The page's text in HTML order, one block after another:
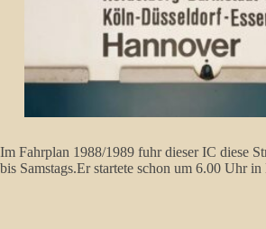
Im Fahrplan 1988/1989 fuhr dieser IC diese
bis Samstags.Er startete schon um 6.00 Uhr